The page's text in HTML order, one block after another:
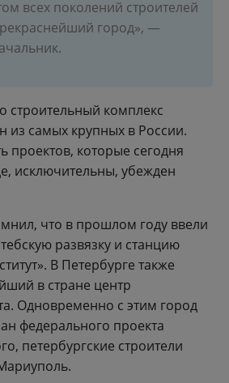
всех поколений строителей
город», —
строительный комплекс
из самых крупных в России.
проектов, которые сегодня
исключительны, убежден
что в прошлом году ввели
развязку и станцию
В Петербурге также
в стране центр
Одновременно с этим город
федерального проекта
петербургские строители